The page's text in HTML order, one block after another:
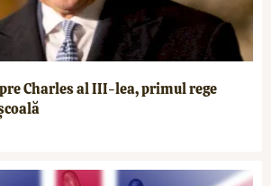
Charles al III-lea, primul rege